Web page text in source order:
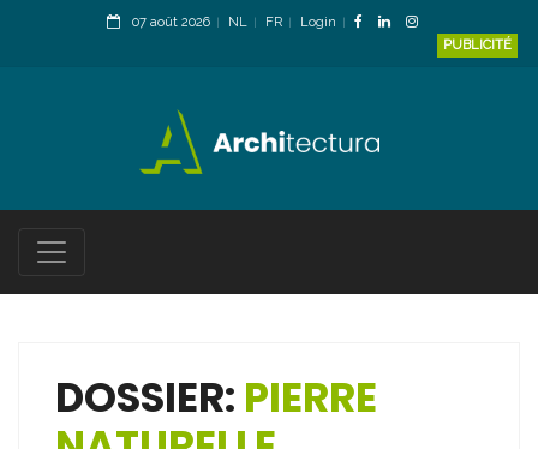
07 août 2026 NL FR
Login
PUBLICITÉ
DOSSIER: PIERRE